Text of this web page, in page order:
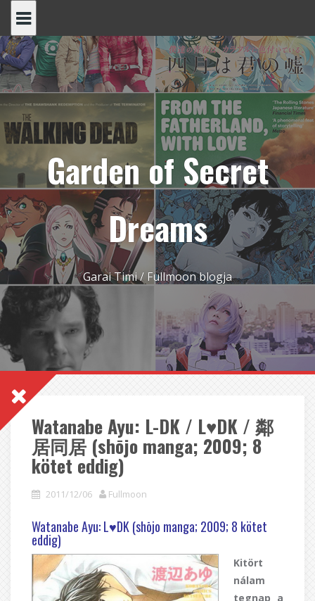
content
Garden of Secret
Dreams
Garai Timi / Fullmoon blogja
Watanabe Ayu: L-DK / L♥DK / 鄰
居同居 (shōjo manga; 2009; 8
kötet eddig)
2011/12/06 Fullmoon
Watanabe Ayu: L♥DK (shōjo manga; 2009; 8 kötet
eddig)
Kitört
nálam
tegnap a